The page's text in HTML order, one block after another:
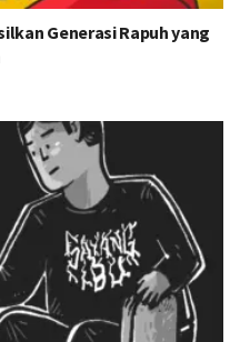
Generasi Rapuh yang